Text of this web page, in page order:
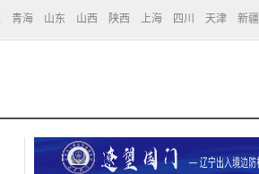
青海 山东 山西 陕西 上海 四川 天津 新疆